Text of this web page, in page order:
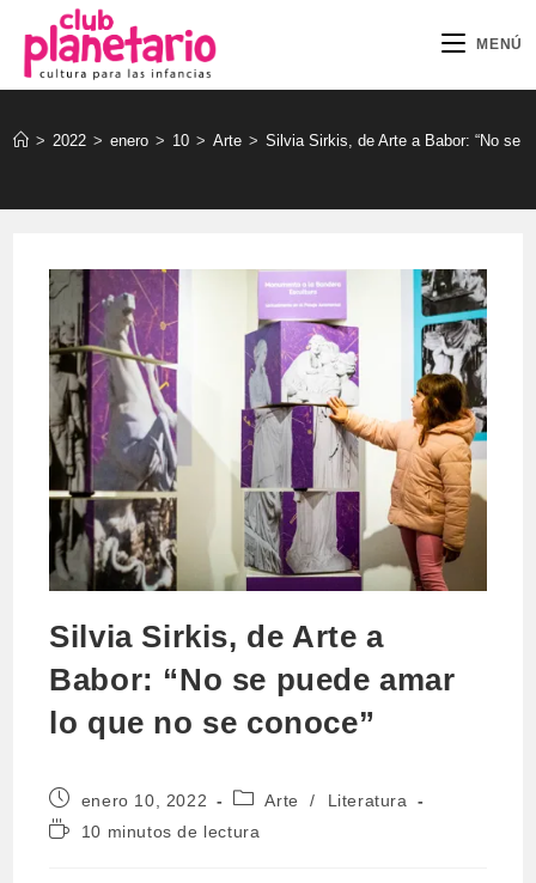
contenido
MENÚ
> 2022 > enero > 10 > Arte > Silvia Sirkis, de Arte a Babor: “No se
Silvia Sirkis, de Arte a
Babor: “No se puede amar
lo que no se conoce”
Publicación
de
la
enero 10, 2022
Categoría
la
Arte /
Literatura
Tiempo10 minutos de lectura